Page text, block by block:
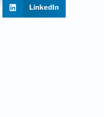
LinkedIn